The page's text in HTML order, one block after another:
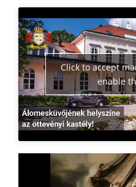
Click to accept
enable